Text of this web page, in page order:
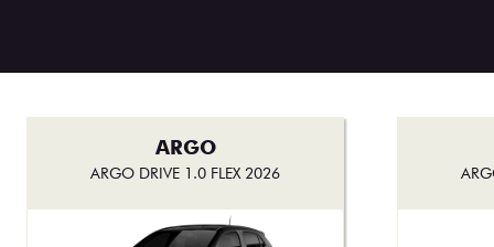
ARGO
ARGO DRIVE 1.0 FLEX 2026